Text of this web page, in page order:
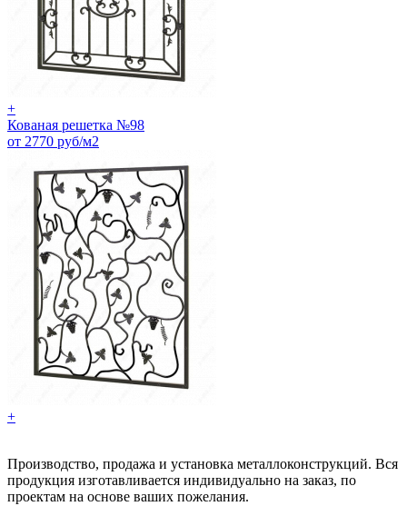
+
Кованая решетка №98
от 2770 руб/м2
+
Производство, продажа и установка металлоконструкций. Вся
продукция изготавливается индивидуально на заказ, по
проектам на основе ваших пожелания.